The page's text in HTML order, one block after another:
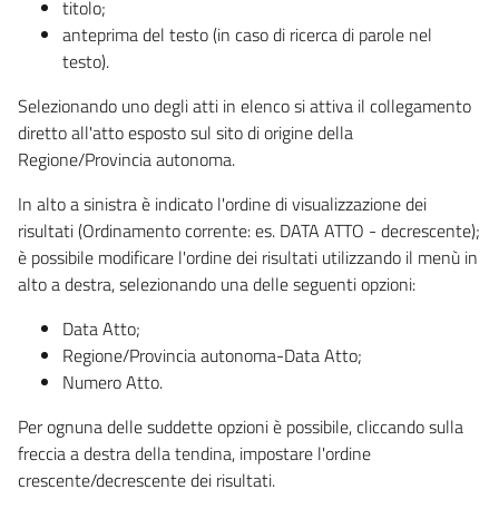
titolo;
anteprima del testo (in caso di ricerca di parole nel
testo).
Selezionando uno degli atti in elenco si attiva il collegamento
diretto all'atto esposto sul sito di origine della
Regione/Provincia autonoma.
In alto a sinistra è indicato l'ordine di visualizzazione dei
risultati (Ordinamento corrente: es. DATA ATTO - decrescente);
è possibile modificare l'ordine dei risultati utilizzando il menù in
alto a destra, selezionando una delle seguenti opzioni:
Data Atto;
Regione/Provincia autonoma-Data Atto;
Numero Atto.
Per ognuna delle suddette opzioni è possibile, cliccando sulla
freccia a destra della tendina, impostare l'ordine
crescente/decrescente dei risultati.